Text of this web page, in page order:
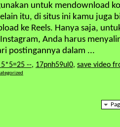
untuk mendownload
itu, di situs ini kamu juga
ke Reels. Hanya saja,
Anda harus
postingannya dalam ...
--, 17pnh59ul0, save video